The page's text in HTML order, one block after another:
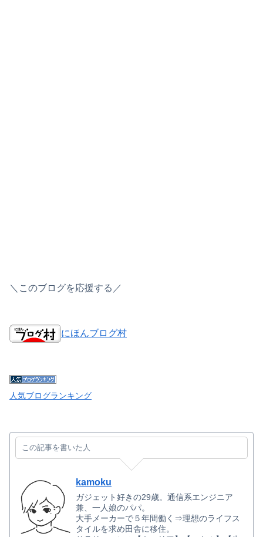
＼このブログを応援する／
にほんブログ村
人気ブログランキング
この記事を書いた人
kamoku
ガジェット好きの29歳。通信系エンジニア
兼、一人娘のパパ。
大手メーカーで５年間働く⇒理想のライフス
タイルを求め田舎に移住。